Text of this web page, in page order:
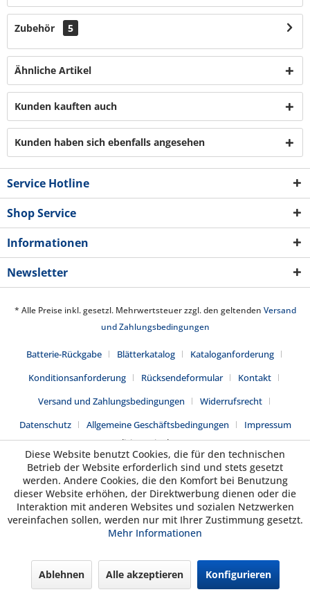
Zubehör 5
Ähnliche Artikel
Kunden kauften auch
Kunden haben sich ebenfalls angesehen
Service Hotline
Shop Service
Informationen
Newsletter
* Alle Preise inkl. gesetzl. Mehrwertsteuer zzgl. den geltenden Versand
und Zahlungsbedingungen
Batterie-Rückgabe Blätterkatalog
Kataloganforderung
Konditionsanforderung
Rücksendeformular
Kontakt
Versand und Zahlungsbedingungen
Widerrufsrecht
Datenschutz
Allgemeine Geschäftsbedingungen
Impressum
Realisiert mit Shopware
Diese Website benutzt Cookies, die für den technischen
Betrieb der Website erforderlich sind und stets gesetzt
werden. Andere Cookies, die den Komfort bei Benutzung
dieser Website erhöhen, der Direktwerbung dienen oder die
Interaktion mit anderen Websites und sozialen Netzwerken
vereinfachen sollen, werden nur mit Ihrer Zustimmung gesetzt.
Mehr Informationen
Ablehnen Alle akzeptieren Konfigurieren